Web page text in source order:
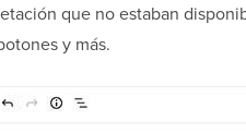
que no estaban
y más.